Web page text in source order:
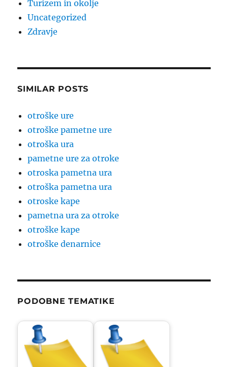
Turizem in okolje
Uncategorized
Zdravje
SIMILAR POSTS
otroške ure
otroške pametne ure
otroška ura
pametne ure za otroke
otroska pametna ura
otroška pametna ura
otroske kape
pametna ura za otroke
otroške kape
otroške denarnice
PODOBNE TEMATIKE